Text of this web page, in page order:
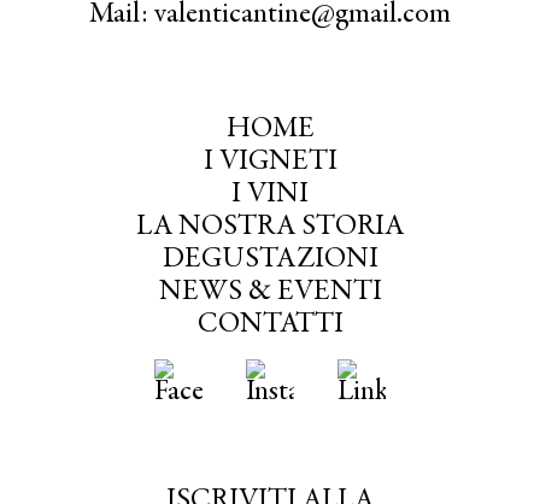
Mail: valenticantine@gmail.com
HOME
I VIGNETI
I VINI
LA NOSTRA STORIA
DEGUSTAZIONI
NEWS & EVENTI
CONTATTI